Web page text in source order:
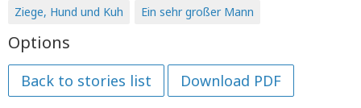
Ziege, Hund und Kuh
Ein sehr großer Mann
Options
Back to stories list Download PDF